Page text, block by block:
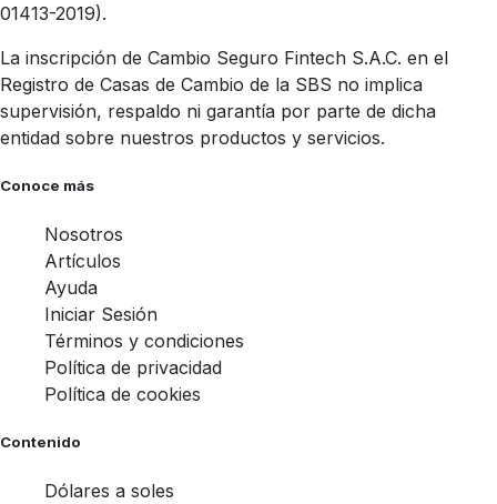
01413-2019).
La inscripción de Cambio Seguro Fintech S.A.C. en el
Registro de Casas de Cambio de la SBS no implica
supervisión, respaldo ni garantía por parte de dicha
entidad sobre nuestros productos y servicios.
Conoce más
Nosotros
Artículos
Ayuda
Iniciar Sesión
Términos y condiciones
Política de privacidad
Política de cookies
Contenido
Dólares a soles